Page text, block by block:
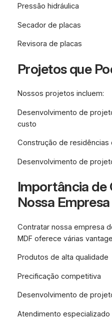
Pressão hidráulica
Secador de placas
Revisora de placas
Projetos que
Nossos projetos incluem:
Desenvolvimento de
custo
Construção de residências
Desenvolvimento de
Importância de
Nossa Empresa
Contratar nossa empresa
MDF oferece várias
Produtos de alta qualidade
Precificação competitiva
Desenvolvimento de
Atendimento especializado